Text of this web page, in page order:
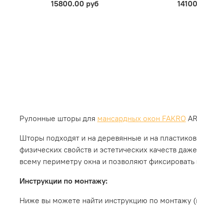
15800.00 руб
Рулонные шторы для мансардных окон FAKRO
Шторы подходят и на деревянные и на
физических свойств и эстетических качеств
всему периметру окна и позволяют
Инструкции по монтажу:
Ниже вы можете найти инструкцию по монтажу